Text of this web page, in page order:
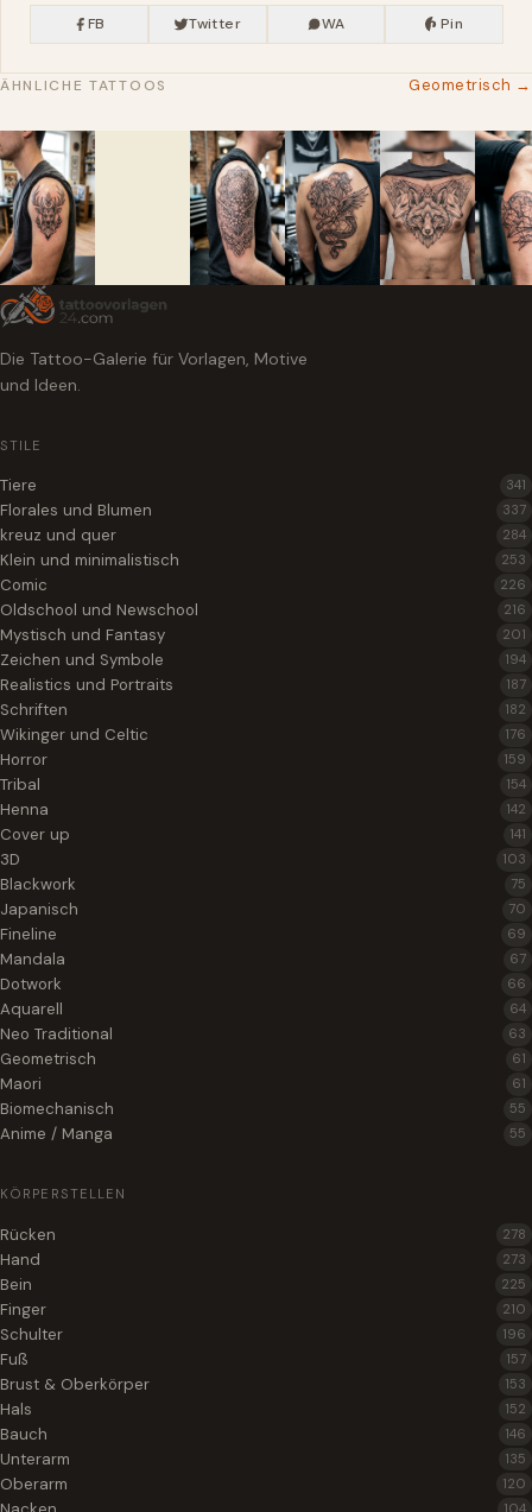
FB Twitter WA Pin
ÄHNLICHE TATTOOS Geometrisch →
Die Tattoo-Galerie für Vorlagen, Motive
und Ideen.
STILE
Tiere 341
Florales und Blumen 337
kreuz und quer 284
Klein und minimalistisch 253
Comic 226
Oldschool und Newschool 216
Mystisch und Fantasy 201
Zeichen und Symbole 194
Realistics und Portraits 187
Schriften 182
Wikinger und Celtic 176
Horror 159
Tribal 154
Henna 142
Cover up 141
3D 103
Blackwork 75
Japanisch 70
Fineline 69
Mandala 67
Dotwork 66
Aquarell 64
Neo Traditional 63
Geometrisch 61
Maori 61
Biomechanisch 55
Anime / Manga 55
KÖRPERSTELLEN
Rücken 278
Hand 273
Bein 225
Finger 210
Schulter 196
Fuß 157
Brust & Oberkörper 153
Hals 152
Bauch 146
Unterarm 135
Oberarm 120
104